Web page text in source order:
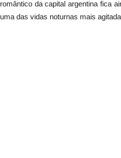
romântico da capital argentina fica
uma das vidas noturnas mais